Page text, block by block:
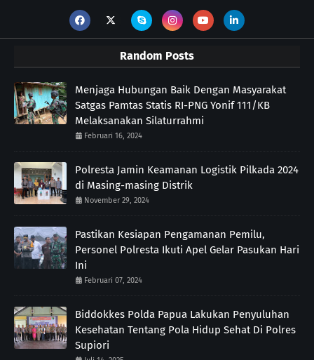
Random Posts
Menjaga Hubungan Baik Dengan Masyarakat
Satgas Pamtas Statis RI-PNG Yonif 111/KB
Melaksanakan Silaturrahmi
Februari 16, 2024
Polresta Jamin Keamanan Logistik Pilkada 2024
di Masing-masing Distrik
November 29, 2024
Pastikan Kesiapan Pengamanan Pemilu,
Personel Polresta Ikuti Apel Gelar Pasukan Hari
Ini
Februari 07, 2024
Biddokkes Polda Papua Lakukan Penyuluhan
Kesehatan Tentang Pola Hidup Sehat Di Polres
Supiori